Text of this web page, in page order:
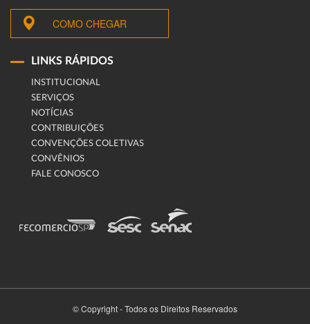
COMO CHEGAR
LINKS RÁPIDOS
INSTITUCIONAL
SERVIÇOS
NOTÍCIAS
CONTRIBUIÇÕES
CONVENÇÕES COLETIVAS
CONVÊNIOS
FALE CONOSCO
© Copyright - Todos os Direitos Reservados